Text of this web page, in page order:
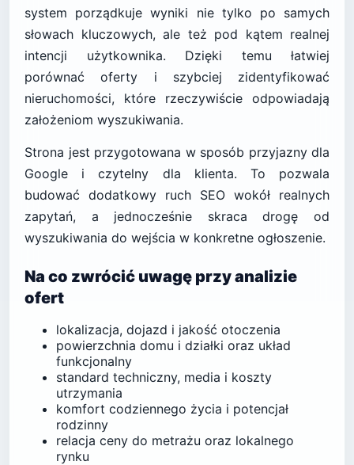
system porządkuje wyniki nie tylko po samych
słowach kluczowych, ale też pod kątem realnej
intencji użytkownika. Dzięki temu łatwiej
porównać oferty i szybciej zidentyfikować
nieruchomości, które rzeczywiście odpowiadają
założeniom wyszukiwania.
Strona jest przygotowana w sposób przyjazny dla
Google i czytelny dla klienta. To pozwala
budować dodatkowy ruch SEO wokół realnych
zapytań, a jednocześnie skraca drogę od
wyszukiwania do wejścia w konkretne ogłoszenie.
Na co zwrócić uwagę przy analizie
ofert
lokalizacja, dojazd i jakość otoczenia
powierzchnia domu i działki oraz układ
funkcjonalny
standard techniczny, media i koszty
utrzymania
komfort codziennego życia i potencjał
rodzinny
relacja ceny do metrażu oraz lokalnego
rynku